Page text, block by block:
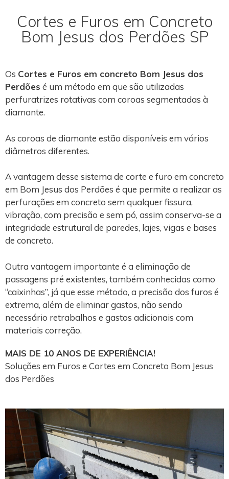
Cortes e Furos em Concreto
Bom Jesus dos Perdões SP
Os Cortes e Furos em concreto Bom Jesus dos
Perdões é um método em que são utilizadas
perfuratrizes rotativas com coroas segmentadas à
diamante.
As coroas de diamante estão disponíveis em vários
diâmetros diferentes.
A vantagem desse sistema de corte e furo em concreto
em Bom Jesus dos Perdões é que permite a realizar as
perfurações em concreto sem qualquer fissura,
vibração, com precisão e sem pó, assim conserva-se a
integridade estrutural de paredes, lajes, vigas e bases
de concreto.
Outra vantagem importante é a eliminação de
passagens pré existentes, também conhecidas como
“caixinhas”, já que esse método, a precisão dos furos é
extrema, além de eliminar gastos, não sendo
necessário retrabalhos e gastos adicionais com
materiais correção.
MAIS DE 10 ANOS DE EXPERIÊNCIA!
Soluções em Furos e Cortes em Concreto Bom Jesus
dos Perdões